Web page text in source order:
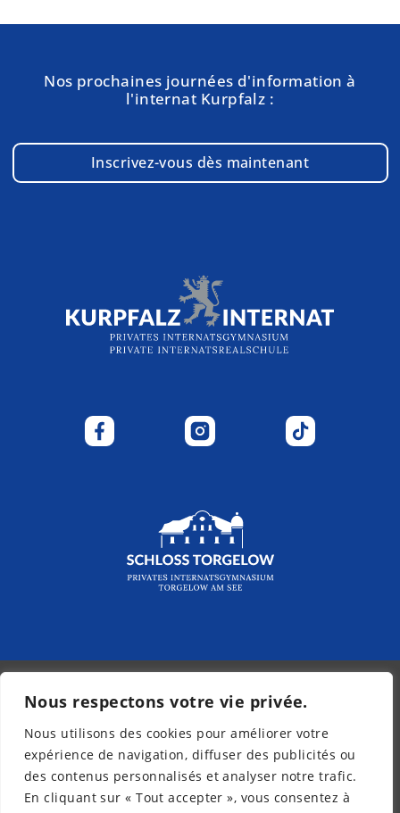
Nous respectons votre vie privée.
Nous utilisons des cookies pour améliorer votre
expérience de navigation, diffuser des publicités ou
des contenus personnalisés et analyser notre trafic.
En cliquant sur « Tout accepter », vous consentez à
Nos prochaines journées d'information à
l'internat Kurpfalz :
Inscrivez-vous dès maintenant
© 2026 - Kurpfalz-Internat
Bulletin d’information
Mentions légales
Protection des données